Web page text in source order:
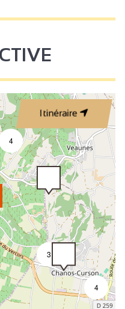
Itinéraire
3
4
4